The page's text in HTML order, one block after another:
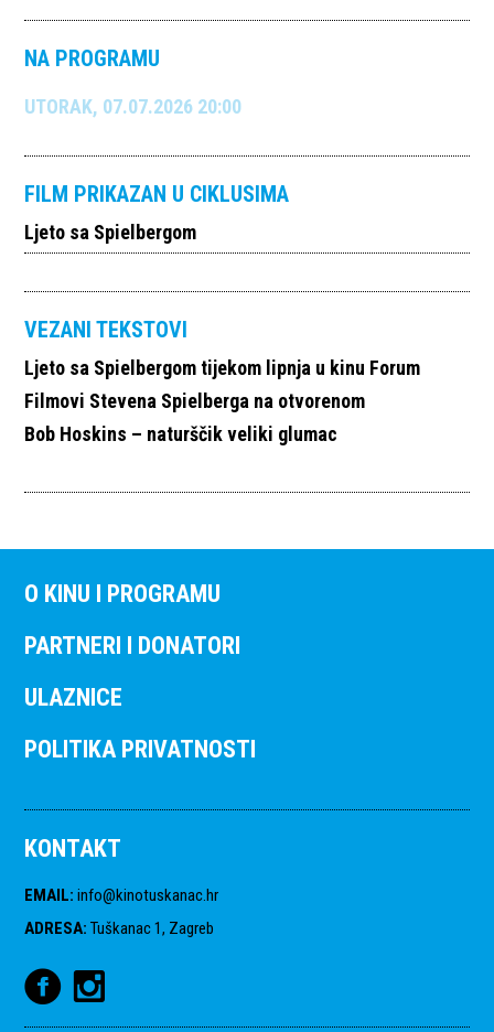
NA PROGRAMU
UTORAK, 07.07.2026 20:00
FILM PRIKAZAN U CIKLUSIMA
Ljeto sa Spielbergom
VEZANI TEKSTOVI
Ljeto sa Spielbergom tijekom lipnja u kinu Forum
Filmovi Stevena Spielberga na otvorenom
Bob Hoskins – naturščik veliki glumac
O KINU I PROGRAMU
PARTNERI I DONATORI
ULAZNICE
POLITIKA PRIVATNOSTI
KONTAKT
EMAIL: info@kinotuskanac.hr
ADRESA: Tuškanac 1, Zagreb